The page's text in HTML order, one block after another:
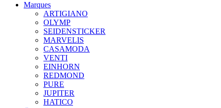
Marques
ARTIGIANO
OLYMP
SEIDENSTICKER
MARVELIS
CASAMODA
VENTI
EINHORN
REDMOND
PURE
JUPITER
HATICO